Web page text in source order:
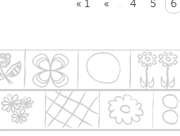
« 1 « ... 4 5 6